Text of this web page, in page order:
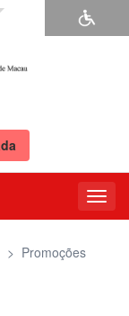
> Promoções